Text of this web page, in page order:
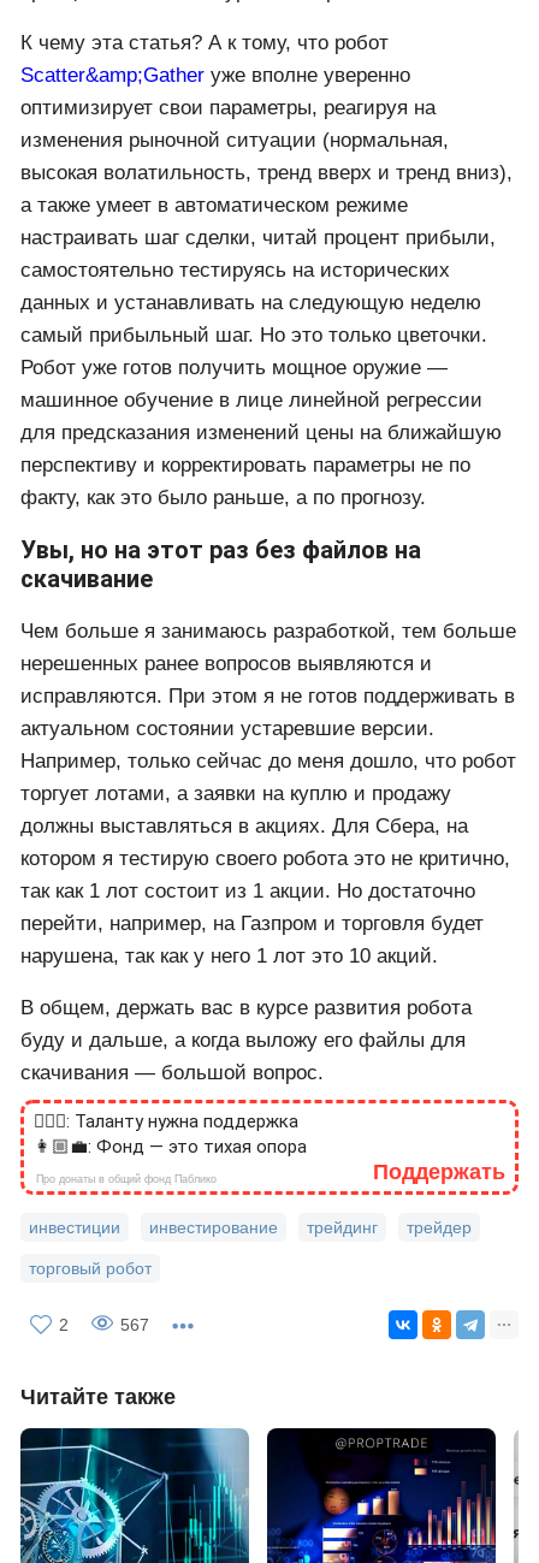
К чему эта статья? А к тому, что робот
Scatter&amp;Gather уже вполне уверенно
оптимизирует свои параметры, реагируя на
изменения рыночной ситуации (нормальная,
высокая волатильность, тренд вверх и тренд вниз),
а также умеет в автоматическом режиме
настраивать шаг сделки, читай процент прибыли,
самостоятельно тестируясь на исторических
данных и устанавливать на следующую неделю
самый прибыльный шаг. Но это только цветочки.
Робот уже готов получить мощное оружие —
машинное обучение в лице линейной регрессии
для предсказания изменений цены на ближайшую
перспективу и корректировать параметры не по
факту, как это было раньше, а по прогнозу.
Увы, но на этот раз без файлов на
скачивание
Чем больше я занимаюсь разработкой, тем больше
нерешенных ранее вопросов выявляются и
исправляются. При этом я не готов поддерживать в
актуальном состоянии устаревшие версии.
Например, только сейчас до меня дошло, что робот
торгует лотами, а заявки на куплю и продажу
должны выставляться в акциях. Для Сбера, на
котором я тестирую своего робота это не критично,
так как 1 лот состоит из 1 акции. Но достаточно
перейти, например, на Газпром и торговля будет
нарушена, так как у него 1 лот это 10 акций.
В общем, держать вас в курсе развития робота
буду и дальше, а когда выложу его файлы для
скачивания — большой вопрос.
🙎🏻‍♂️: Таланту нужна поддержка
👩🏼‍💼: Фонд — это тихая опора
Поддержать
Про донаты в общий фонд Паблико
инвестиции инвестирование трейдинг трейдер
торговый робот
2 567
Читайте также